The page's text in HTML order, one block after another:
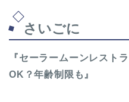
さいごに
『セーラームーンレスト
OK？年齢制限も』